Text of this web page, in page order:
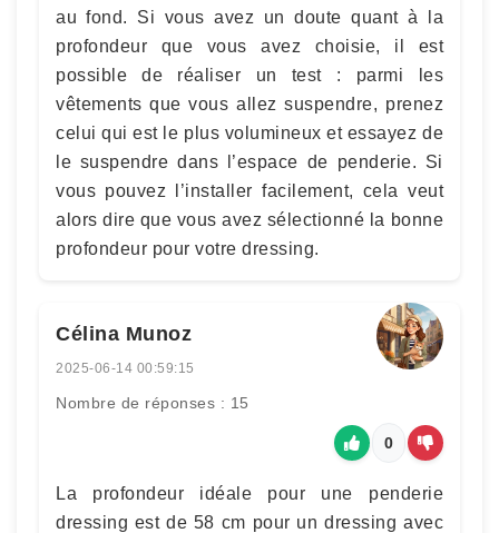
au fond. Si vous avez un doute quant à la
profondeur que vous avez choisie, il est
possible de réaliser un test : parmi les
vêtements que vous allez suspendre, prenez
celui qui est le plus volumineux et essayez de
le suspendre dans l’espace de penderie. Si
vous pouvez l’installer facilement, cela veut
alors dire que vous avez sélectionné la bonne
profondeur pour votre dressing.
Célina Munoz
2025-06-14 00:59:15
Nombre de réponses : 15
0
La profondeur idéale pour une penderie
dressing est de 58 cm pour un dressing avec